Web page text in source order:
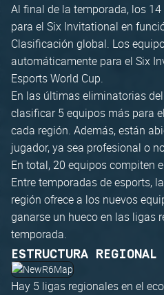
Al final de la temporada, los
para el Six Invitational en
Clasificación global. Los
automáticamente para el Six
Esports World Cup.
En las últimas eliminatorias
clasificar 5 equipos más para
cada región. Además, están
jugador, ya sea profesional o
En total, 20 equipos compiten
Entre temporadas de esports,
región ofrece a los nuevos
ganarse un hueco en las ligas
temporada.
ESTRUCTURA REGIONAL
Hay 5 ligas regionales en el